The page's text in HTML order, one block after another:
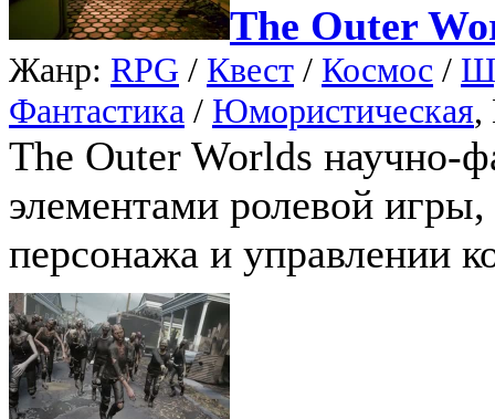
The Outer
Жанр: RPG / Квест / Космос /
Фантастика / Юмористическая,
The Outer Worlds научно-
элементами ролевой игры,
персонажа и управлении